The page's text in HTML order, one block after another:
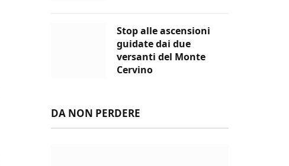
Stop alle ascensioni
guidate dai due
versanti del Monte
Cervino
DA NON PERDERE